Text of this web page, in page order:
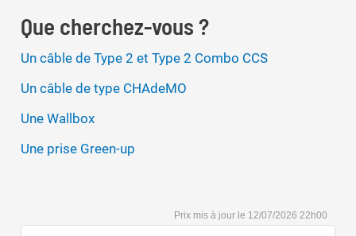
Que cherchez-vous ?
Un câble de Type 2 et Type 2 Combo CCS
Un câble de type CHAdeMO
Une Wallbox
Une prise Green-up
12/07/2026 22h00